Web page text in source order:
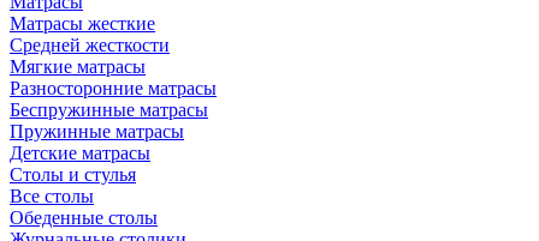
Матрасы жесткие
Средней жесткости
Мягкие матрасы
Разносторонние матрасы
Беспружинные матрасы
Пружинные матрасы
Детские матрасы
Столы и стулья
Все столы
Обеденные столы